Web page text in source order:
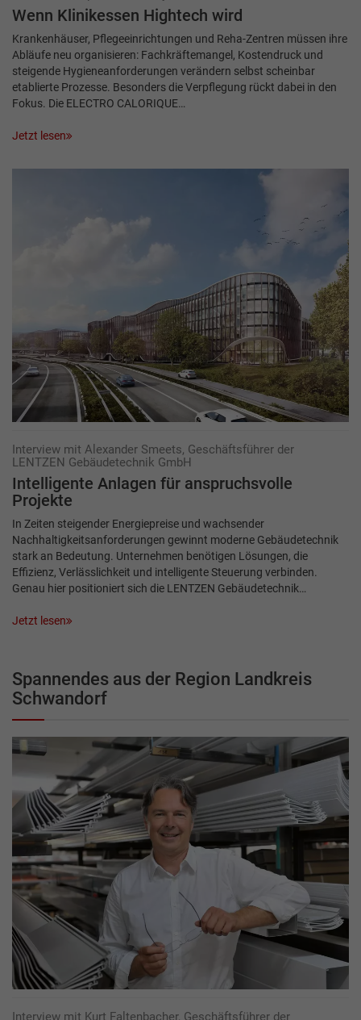
Wenn Klinikessen Hightech wird
Krankenhäuser, Pflegeeinrichtungen und Reha-Zentren müssen ihre
Abläufe neu organisieren: Fachkräftemangel, Kostendruck und
steigende Hygieneanforderungen verändern selbst scheinbar
etablierte Prozesse. Besonders die Verpflegung rückt dabei in den
Fokus. Die ELECTRO CALORIQUE…
Jetzt lesen
Interview mit Alexander Smeets, Geschäftsführer der
LENTZEN Gebäudetechnik GmbH
Intelligente Anlagen für anspruchsvolle
Projekte
In Zeiten steigender Energiepreise und wachsender
Nachhaltigkeitsanforderungen gewinnt moderne Gebäudetechnik
stark an Bedeutung. Unternehmen benötigen Lösungen, die
Effizienz, Verlässlichkeit und intelligente Steuerung verbinden.
Genau hier positioniert sich die LENTZEN Gebäudetechnik…
Jetzt lesen
Spannendes aus der Region Landkreis
Schwandorf
Interview mit Kurt Faltenbacher, Geschäftsführer der